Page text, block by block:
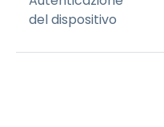
del dispositivo